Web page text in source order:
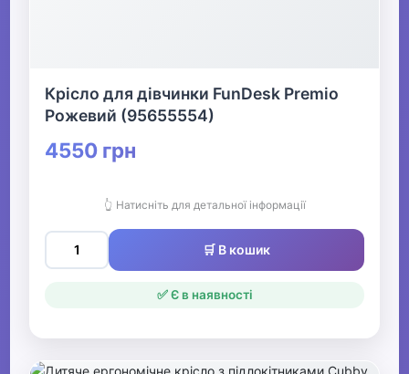
Крісло для дівчинки FunDesk Premio
Рожевий (95655554)
4550 грн
👆 Натисніть для детальної інформації
🛒 В кошик
✅ Є в наявності